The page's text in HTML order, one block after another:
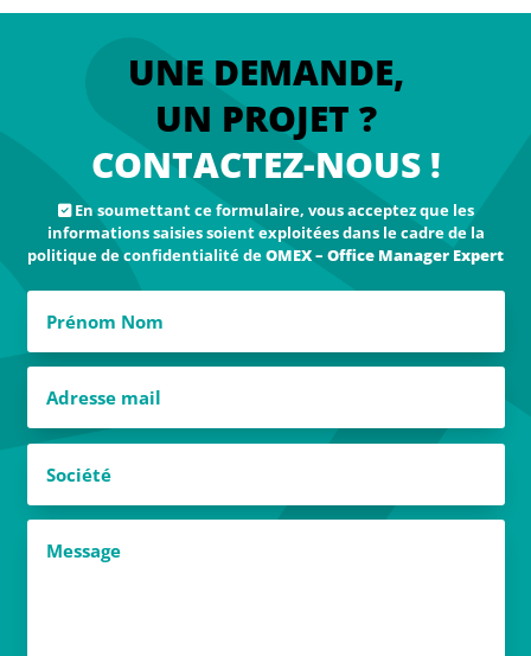
UNE DEMANDE,
UN PROJET ?
CONTACTEZ-NOUS !
En soumettant ce formulaire, vous acceptez que les
informations saisies soient exploitées dans le cadre de la
politique de confidentialité deOMEX – Office Manager Expert